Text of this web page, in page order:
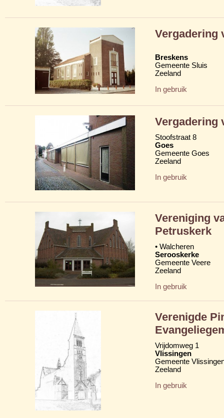
Vergadering
Breskens
Gemeente Sluis
Zeeland
In gebruik
Vergadering
Stoofstraat 8
Goes
Gemeente Goes
Zeeland
In gebruik
Vereniging
Petruskerk
• Walcheren
Serooskerke
Gemeente Veere
Zeeland
In gebruik
Verenigde
Vrijdomweg 1
Vlissingen
Gemeente
Zeeland
In gebruik